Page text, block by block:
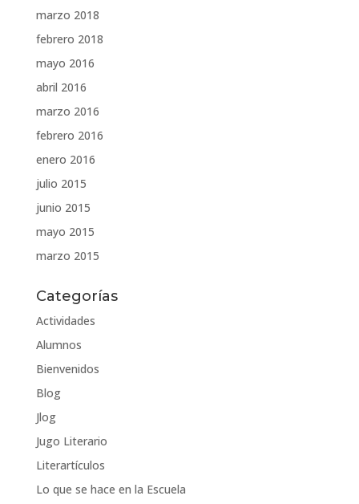
marzo 2018
febrero 2018
mayo 2016
abril 2016
marzo 2016
febrero 2016
enero 2016
julio 2015
junio 2015
mayo 2015
marzo 2015
Categorías
Actividades
Alumnos
Bienvenidos
Blog
Jlog
Jugo Literario
Literartículos
Lo que se hace en la Escuela